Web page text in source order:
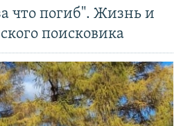
что погиб". Жизнь и
поисковика